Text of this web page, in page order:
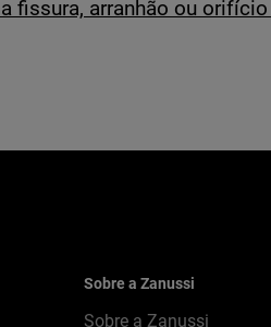
fissura, arranhão ou
Sobre a Zanussi
Sobre a Zanussi